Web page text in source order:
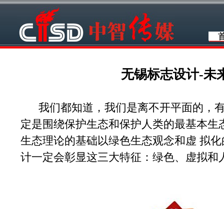
无锡标志设计-未
我们都知道，我们是离不开平面的，
定是围绕保护生态和保护人类的最基本
生态理论的基础以绿色生态观念和虚 拟
计一定会彰显这三大特征：绿色、虚拟和